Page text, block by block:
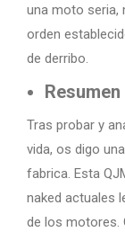
una moto seria,
orden
de derribo.
Tras probar y
vida, os digo
fabrica. Esta
naked actuales
de los motores.